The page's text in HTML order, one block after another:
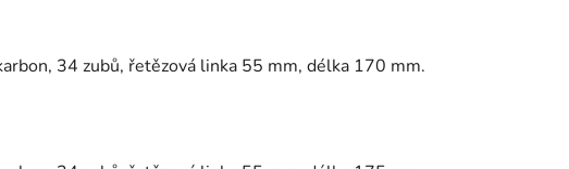
34 zubů, řetězová linka 55 mm, délka 170 mm.